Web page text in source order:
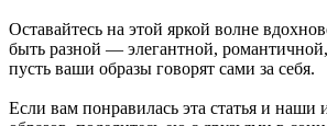
Оставайтесь на этой яркой волне
быть разной — элегантной,
пусть ваши образы говорят сами за себя.
Если вам понравилась эта статья и наши